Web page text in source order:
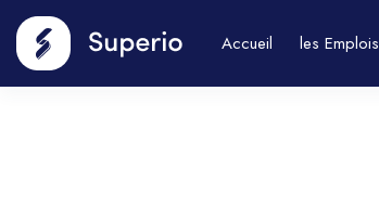
Accueil les Emplois